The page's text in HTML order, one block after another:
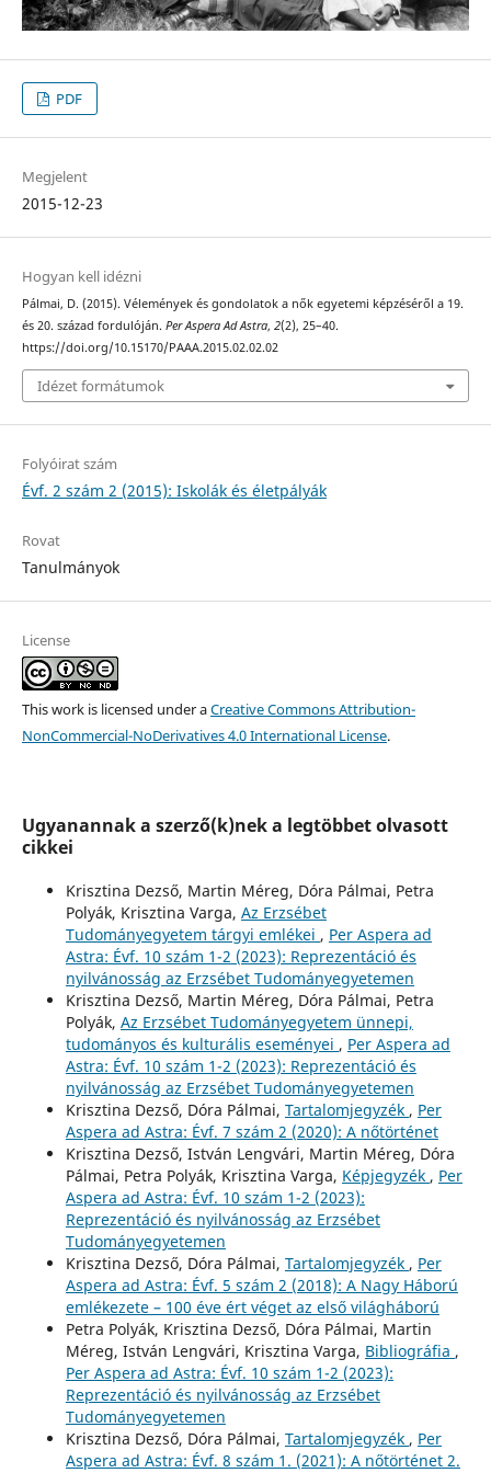
PDF
Megjelent
2015-12-23
Hogyan kell idézni
Pálmai, D. (2015). Vélemények és gondolatok a nők egyetemi képzéséről a 19.
és 20. század fordulóján. Per Aspera Ad Astra, 2(2), 25–40.
https://doi.org/10.15170/PAAA.2015.02.02.02
Idézet formátumok
Folyóirat szám
Évf. 2 szám 2 (2015): Iskolák és életpályák
Rovat
Tanulmányok
License
This work is licensed under aCreative Commons Attribution-
NonCommercial-NoDerivatives 4.0 International License.
Ugyanannak a szerző(k)nek a legtöbbet olvasott
cikkei
Krisztina Dezső, Martin Méreg, Dóra Pálmai, Petra
Polyák, Krisztina Varga, Az Erzsébet
Tudományegyetem tárgyi emlékei , Per Aspera ad
Astra: Évf. 10 szám 1-2 (2023): Reprezentáció és
nyilvánosság az Erzsébet Tudományegyetemen
Krisztina Dezső, Martin Méreg, Dóra Pálmai, Petra
Polyák, Az Erzsébet Tudományegyetem ünnepi,
tudományos és kulturális eseményei , Per Aspera ad
Astra: Évf. 10 szám 1-2 (2023): Reprezentáció és
nyilvánosság az Erzsébet Tudományegyetemen
Krisztina Dezső, Dóra Pálmai, Tartalomjegyzék , Per
Aspera ad Astra: Évf. 7 szám 2 (2020): A nőtörténet
Krisztina Dezső, István Lengvári, Martin Méreg, Dóra
Pálmai, Petra Polyák, Krisztina Varga, Képjegyzék , Per
Aspera ad Astra: Évf. 10 szám 1-2 (2023):
Reprezentáció és nyilvánosság az Erzsébet
Tudományegyetemen
Krisztina Dezső, Dóra Pálmai, Tartalomjegyzék , Per
Aspera ad Astra: Évf. 5 szám 2 (2018): A Nagy Háború
emlékezete – 100 éve ért véget az első világháború
Petra Polyák, Krisztina Dezső, Dóra Pálmai, Martin
Méreg, István Lengvári, Krisztina Varga, Bibliográfia ,
Per Aspera ad Astra: Évf. 10 szám 1-2 (2023):
Reprezentáció és nyilvánosság az Erzsébet
Tudományegyetemen
Krisztina Dezső, Dóra Pálmai, Tartalomjegyzék , Per
Aspera ad Astra: Évf. 8 szám 1. (2021): A nőtörténet 2.